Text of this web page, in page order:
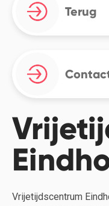
Terug
Vrijetijdscentrum